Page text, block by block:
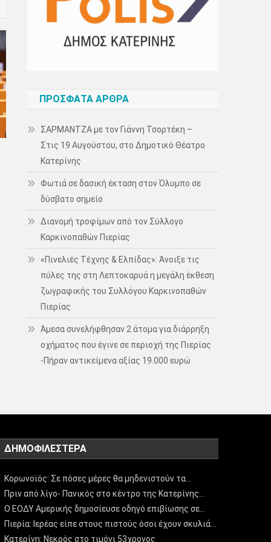
ΠΡΌΣΦΑΤΑ ΆΡΘΡΑ
ΣΑΡΜΑΝΤΖΑ με τον Γιάννη Τσορτέκη –
Στις 19 Αυγούστου, στο Δημοτικό Θέατρο
Κατερίνης
Φωτιά σε δασική έκταση στον Όλυμπο σε
δύσβατο σημείο
Διανομή τροφίμων από τον Σύλλογο
Καρκινοπαθών Πιερίας
«Πινελιές Τέχνης & Ελπίδας»: Άνοιξε τις
πύλες της στη Λεπτοκαρυά η μεγάλη έκθεση
ζωγραφικής του Συλλόγου Καρκινοπαθών
Πιερίας
Άμεσα συνελήφθησαν 2 άτομα για διάρρηξη
οχήματος που έγινε σε περιοχή της Πιερίας
-Πήραν αντικείμενα αξίας 19.000 ευρώ
ΔΗΜΟΦΙΛΈΣΤΕΡΑ
Κορωνοϊός: Σε πόσες μέρες θα μηδενιστούν τα…
Πριν από λίγο- Πανικός στο κέντρο της Κατερίνης…
Ο ΕΟΔΥ Αμερικής δημοσίευσε οδηγό επιβίωσης σε…
Πιερία: Ιερέας είπε στους πιστούς όσοι έχουν σκυλιά…
Κατερίνη: Νεκρός στο τιμόνι 53χρονος